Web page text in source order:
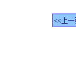
<<上一